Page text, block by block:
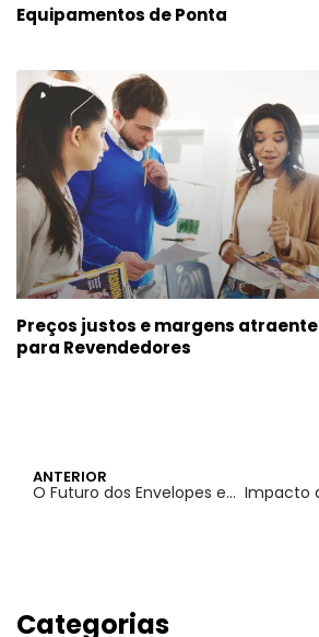
Equipamentos de Ponta
Preços justos e margens
para Revendedores
ANTERIOR
O Futuro dos Envelopes em um Mundo Sem Papel
Categorias